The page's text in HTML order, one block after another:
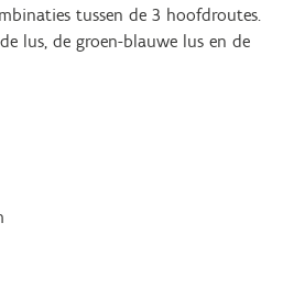
tussen de 3 hoofdroutes.
lus, de groen-blauwe lus en de